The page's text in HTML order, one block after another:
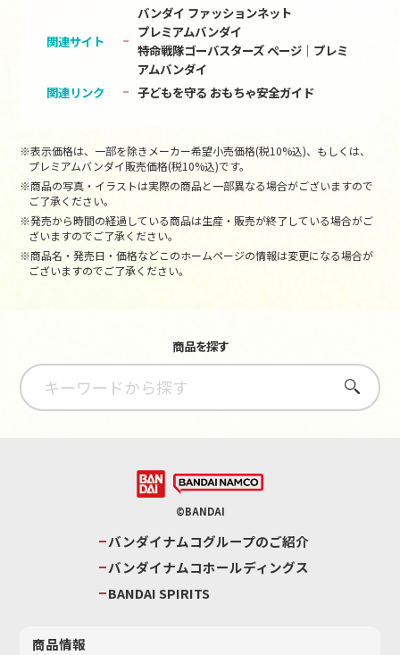
関連サイト
バンダイ ファッションネット
プレミアムバンダイ
特命戦隊ゴーバスターズ ページ│プレミ
アムバンダイ
関連リンク
子どもを守る おもちゃ安全ガイド
※表示価格は、一部を除きメーカー希望小売価格(税10%込)、もしくは、
プレミアムバンダイ販売価格(税10%込)です。
※商品の写真・イラストは実際の商品と一部異なる場合がございますので
ご了承ください。
※発売から時間の経過している商品は生産・販売が終了している場合がご
ざいますのでご了承ください。
※商品名・発売日・価格などこのホームページの情報は変更になる場合が
ございますのでご了承ください。
商品を探す
さがす
©BANDAI
バンダイナムコグループのご紹介
バンダイナムコホールディングス
BANDAI SPIRITS
商品情報